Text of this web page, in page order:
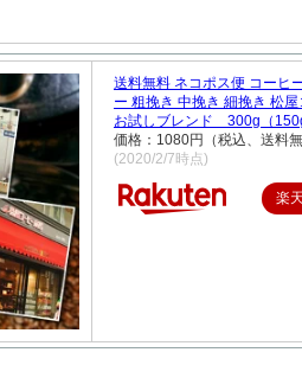
送料無料 ネコポス便 コーヒ
ー 粗挽き 中挽き 細挽き 松
お試しブレンド 300g（
価格：1080円（税込、送料
(2020/2/7時点)
楽